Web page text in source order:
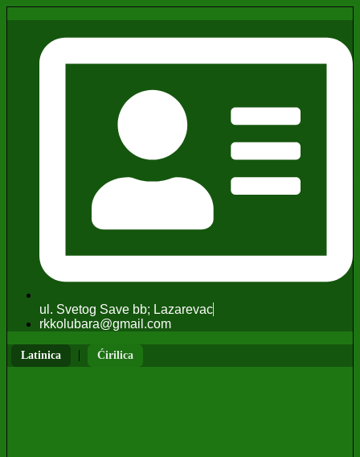
ul. Svetog Save bb; Lazarevac
rkkolubara@gmail.com
Latinica | Ćirilica